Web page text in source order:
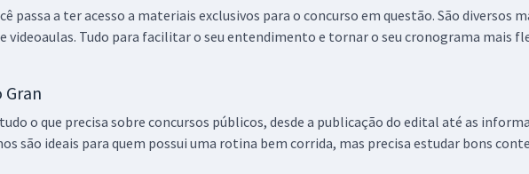
passa a ter acesso a materiais exclusivos para o concurso em questão. São
videoaulas. Tudo para facilitar o seu entendimento e tornar o seu cronograma mais
Gran
o que precisa sobre concursos públicos, desde a publicação do edital até as
são ideais para quem possui uma rotina bem corrida, mas precisa estudar bons